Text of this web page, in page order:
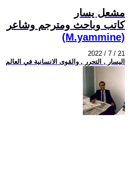
مشعل يسار
كاتب وباحث ومترجم وشاعر
(M.yammine)
2022 / 7 / 21
اليسار , التحرر , والقوى الانسانية في العالم